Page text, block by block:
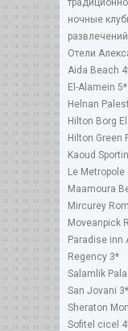
ночные
Отели
Aida Beach
El-Alamein 5*
Helnan
Hilton Borg
Hilton Green
Kaoud
Le Metropole
Maamoura
Mircurey
Moveanpick
Paradise inn
Regency 3*
Salamlik
San Jovani 3*
Sheraton
Sofitel cicel